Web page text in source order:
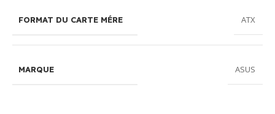
FORMAT DU CARTE MÉRE ATX
MARQUE ASUS